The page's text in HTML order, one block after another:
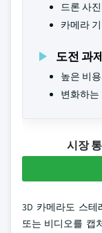
드론 사
카메라
도전 과
높은 비
변화하는
시장
3D 카메라도 스테
또는 비디오를 캡